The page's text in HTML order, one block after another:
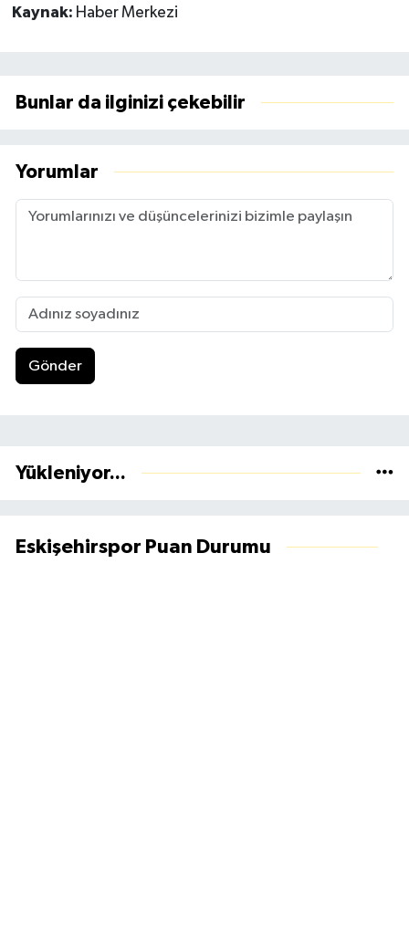
Kaynak: Haber Merkezi
Bunlar da ilginizi çekebilir
Yorumlar
Gönder
Yükleniyor...
Eskişehirspor Puan Durumu